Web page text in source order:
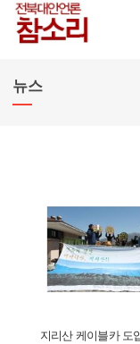
뉴스
지리산 케이블카 도